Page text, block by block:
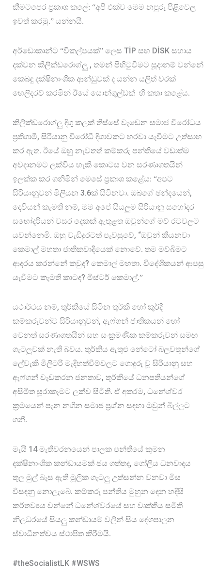
කීමටපෙර ප්‍රකාශ කලේ: “අපි එක්ව මෙම නපුරු පිළිවෙල
ඉවත් කරමු.” යන්නයි.
අර්ඩොකාන්ට “විකල්පයක්” ලෙස TİP සහ DİSK සහාය
දක්වන කිලික්ඩරොග්ලු , තමන් පිහිටුවීමට සූදානම් වන්නේ
කෙබඳු දක්ෂිනාංශික ආන්ඩුවක් ද යන්න යලිත් වරක්
හෙලිදරව් කරමින් ඊයේ සොන්ගුල්ඩක් හි කතා කළේය.
කිලික්ඩරොග්ලු දිගු කලක් තිස්සේ වැඩෙන සමාජ විරෝධය
ප්‍රතිගාමී, සිරියානු විරෝධී දිශාවකට හරවා යැවීමට උත්සාහ
කර ඇත. ඊයේ ඔහු නැවතත් කම්කරු පන්තියේ වඩාත්ම
අවදානමට ලක්විය හැකි කොටස වන සරණාගතයින්
ඉලක්ක කර ගනිමින් මෙසේ ප්‍රකාශ කළේය: “අපට
සිරියානුවන් මිලියන 3.6ක් සිටිනවා. ඔබගේ ඡන්දයෙන්
දෙවියන් කැමති නම්, මම අපේ සියලුම සිරියානු සහෝදර
සහෝදරියන් වසර දෙකක් ඇතුළත ඔවුන්ගේ මව් රටවලට
යවන්නෙමි. ඔහු වැඩිදුරටත් පැවසුවේ, “ඔවුන් කියනවා
කෙමාල් මහතා ජාතිකවාදියෙක් නොවේ. තම මව්බිමට
ආදරය කරන්නේ කවුද? කෙමාල් මහතා. විදේශිකයන් ආපසු
යැවීමට කැමති කාටද? මිස්ටර් කෙමාල්.”
යථාර්ථය නම්, තුර්කියේ සිටින තුර්කි හෝ කුර්දි
කම්කරුවන්ට සිරියානුවන්, ඇෆ්ගන් ජාතිකයන් හෝ
වෙනත් සරණාගතයින් සහ සංක්‍රමණික කම්කරුවන් සමඟ
ගැටලුවක් නැති බවය. තුර්කිය ඇතුළු නේටෝ බලවතුන්ගේ
ලේවැකි මිලිටරි මැදිහත්වීම්වලට ගොදුරු වූ සිරියානු සහ
ඇෆ්ගන් වැඩකරන ජනතාව, තුර්කියේ ධනපතියන්ගේ
අසීමිත සූරාකෑමට ලක්ව සිටිති. ඒ අතරම, ධනේශ්වර
ක‍්‍රමයෙන් පැන නගින සමාජ ප‍්‍රශ්න සඳහා ඔවුන් බිල්ලට
ගනී.
මැයි 14 මැතිවරනයෙන් පාලක පන්තියේ කුමන
දක්ෂිනාංශික කන්ඩායමක් ජය ගත්තද, ගෝලීය ධනවාදය
තුල මුල් බැස ඇති මූලික ගැටලු උත්සන්න වනවා මිස
විසඳනු නොලැබේ. කම්කරු පන්තිය මුහුන දෙන හදිසි
කර්තව්‍යය වන්නේ ධනේශ්වරයේ සහ වෘත්තීය සමිති
නිලධරයේ සියලු කන්ඩායම් වලින් සිය දේශපාලන
ස්වාධීනත්වය ස්ථාපිත කිරීමයි.
#theSocialistLK #WSWS